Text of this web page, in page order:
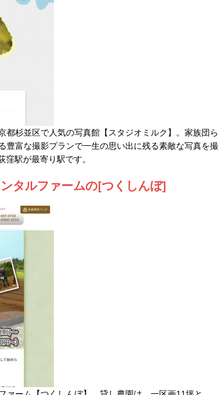
杉並区で人気の写真館【スタジオミルク】。家族団ら
豊富な撮影プランで一生の思い出に残る素敵な写真を撮
駅が最寄り駅です。
タルファームの[つくしんぼ]